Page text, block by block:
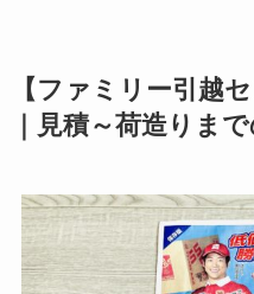
【ファミリー引越
｜見積～荷造りまで